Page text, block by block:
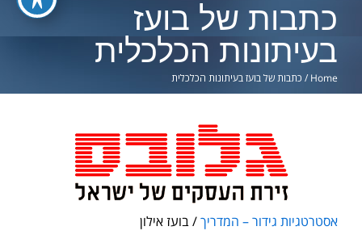
כתבות של בועז
בעיתונות הכלכלית
Home
/ כתבות של בועז בעיתונות הכלכלית
אסטרטגיות גידור – המדריך/ בועז אילון